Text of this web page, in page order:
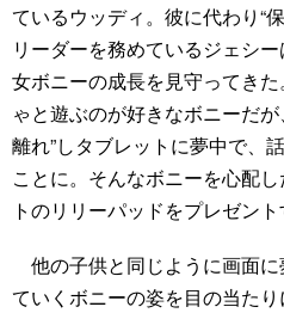
ているウッディ。彼に代わり“
リーダーを務めているジェシ
女ボニーの成長を見守ってき
ゃと遊ぶのが好きなボニーだ
離れ”しタブレットに夢中で、
ことに。そんなボニーを心配
トのリリーパッドをプレゼント
他の子供と同じように画面
ていくボニーの姿を目の当た